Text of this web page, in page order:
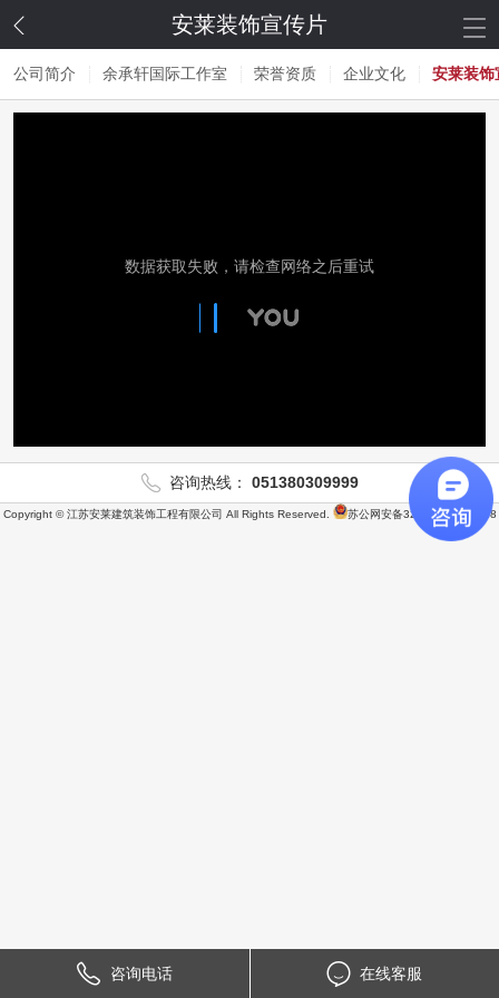
安莱装饰宣传片
公司简介 余承轩国际工作室 荣誉资质 企业文化 安莱装饰
咨询热线： 051380309999
Copyright © 江苏安莱建筑装饰工程有限公司 All Rights Reserved. 苏公网安备32060202001428
咨询电话 在线客服